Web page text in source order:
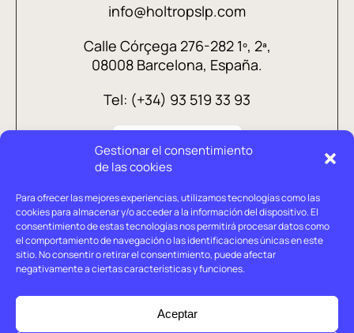
Gestionar el consentimiento
de las cookies
Para ofrecer las mejores experiencias, utilizamos tecnologías como las
cookies para almacenar y/o acceder a la información del dispositivo. El
consentimiento de estas tecnologías nos permitirá procesar datos como
el comportamiento de navegación o las identificaciones únicas en este
sitio. No consentir o retirar el consentimiento, puede afectar
negativamente a ciertas características y funciones.
Aceptar
info@holtropslp.com
Calle Córçega 276-282 1º, 2ª,
08008 Barcelona, España.
Tel: (+34) 93 519 33 93
Aviso legal
Política de privacidad